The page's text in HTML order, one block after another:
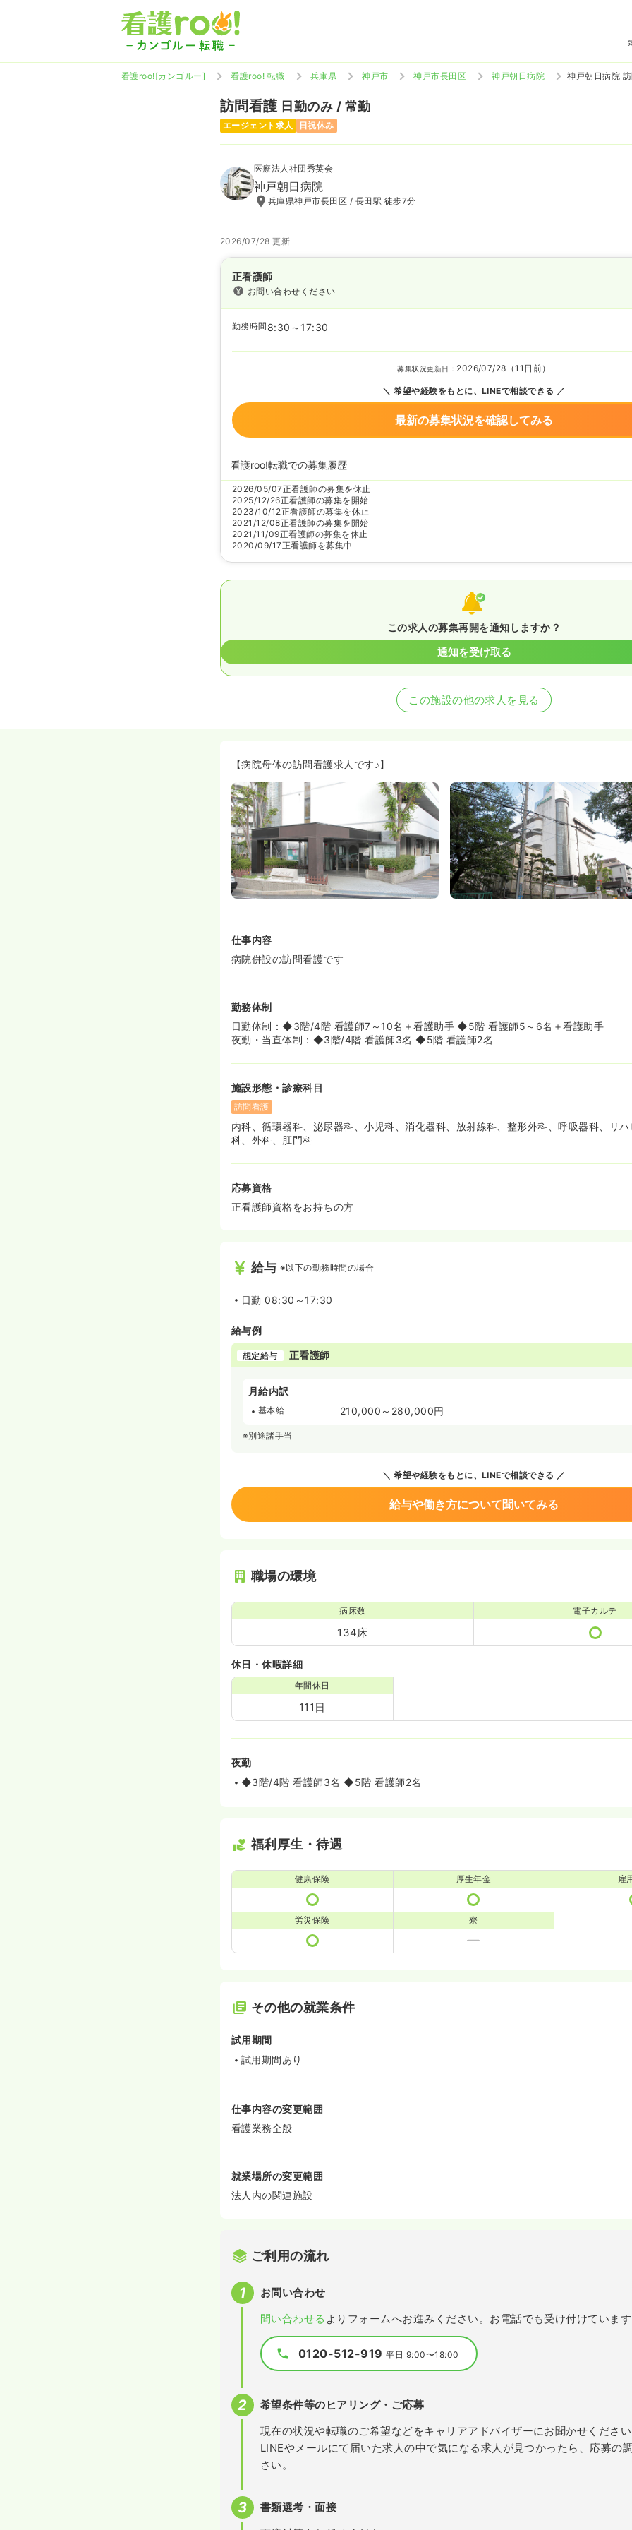
看護roo![カンゴルー] 看護roo! 転職 兵庫県 神戸市 神戸市長田区 神戸朝日病院 神戸朝日病院
訪問看護 日勤のみ / 常勤
エージェント求人 日祝休み
医療法人社団秀英会
神戸朝日病院
兵庫県神戸市長田区 / 長田駅 徒歩7分
2026/07/28 更新
正看護師
お問い合わせください
勤務時間 8:30～17:30
募集状況更新日： 2026/07/28（11日前）
希望や経験をもとに、LINEで相談できる
最新の募集状況を確認してみる
看護roo!転職での募集履歴
2026/05/07正看護師の募集を休止
2025/12/26正看護師の募集を開始
2023/10/12正看護師の募集を休止
2021/12/08正看護師の募集を開始
2021/11/09正看護師の募集を休止
2020/09/17正看護師を募集中
この求人の募集再開を通知しますか？
通知を受け取る
この施設の他の求人を見る
【病院母体の訪問看護求人です♪】
仕事内容
病院併設の訪問看護です
勤務体制
日勤体制：◆3階/4階 看護師7～10名＋看護助手 ◆5階 看護師5～6名＋看護助手
夜勤・当直体制：◆3階/4階 看護師3名 ◆5階 看護師2名
施設形態・診療科目
訪問看護
内科、循環器科、泌尿器科、小児科、消化器科、放射線科、整形外科、呼吸器科、リ
科、外科、肛門科
応募資格
正看護師資格をお持ちの方
給与 ※以下の勤務時間の場合
日勤 08:30～17:30
給与例
想定給与 正看護師
月給内訳
基本給 210,000～280,000円
※別途諸手当
希望や経験をもとに、LINEで相談できる
給与や働き方について聞いてみる
職場の環境
病床数
134床
電子カルテ
休日・休暇詳細
年間休日
111日
夜勤
◆3階/4階 看護師3名 ◆5階 看護師2名
福利厚生・待遇
健康保険 厚生年金 雇
労災保険 寮
その他の就業条件
試用期間
試用期間あり
仕事内容の変更範囲
看護業務全般
就業場所の変更範囲
法人内の関連施設
ご利用の流れ
お問い合わせ
問い合わせる よりフォームへお進みください。お電話でも受け付けていま
0120-512-919平日 9:00〜18:00
希望条件等のヒアリング・ご応募
現在の状況や転職のご希望などをキャリアアドバイザーにお聞かせくださ
LINEやメールにて届いた求人の中で気になる求人が見つかったら、応募の
さい。
書類選考・面接